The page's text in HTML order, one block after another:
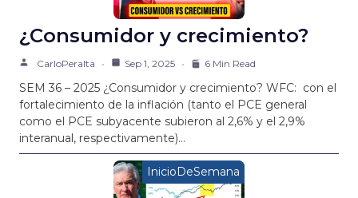
¿Consumidor y crecimiento?
CarloPeralta Sep 1, 2025 6 Min Read
SEM 36 – 2025 ¿Consumidor y crecimiento? WFC: con el
fortalecimiento de la inflación (tanto el PCE general
como el PCE subyacente subieron al 2,6% y el 2,9%
interanual, respectivamente)…
InicioDeSemana